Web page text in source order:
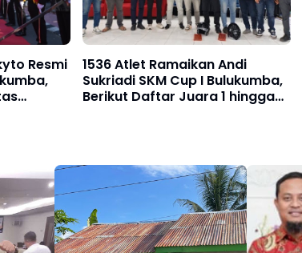
Resmi
1536 Atlet Ramaikan Andi
Sukriadi SKM Cup I Bulukumba,
Berikut Daftar Juara 1 hingga